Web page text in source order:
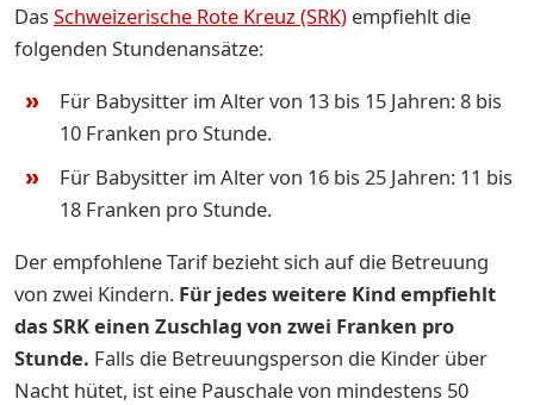
Das Schweizerische Rote Kreuz (SRK) empfiehlt die
folgenden Stundenansätze:
Für Babysitter im Alter von 13 bis 15 Jahren: 8 bis
10 Franken pro Stunde.
Für Babysitter im Alter von 16 bis 25 Jahren: 11 bis
18 Franken pro Stunde.
Der empfohlene Tarif bezieht sich auf die Betreuung
von zwei Kindern. Für jedes weitere Kind empfiehlt
das SRK einen Zuschlag von zwei Franken pro
Stunde. Falls die Betreuungsperson die Kinder über
Nacht hütet, ist eine Pauschale von mindestens 50